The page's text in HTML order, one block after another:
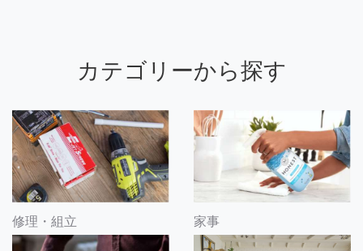
カテゴリーから探す
修理・組立 家事